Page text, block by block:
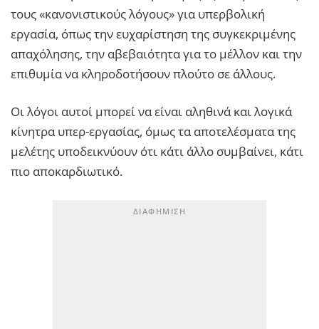
τους «κανονιστικούς λόγους» για υπερβολική
εργασία, όπως την ευχαρίστηση της συγκεκριμένης
απαχόλησης, την αβεβαιότητα για το μέλλον και την
επιθυμία να κληροδοτήσουν πλούτο σε άλλους.
Οι λόγοι αυτοί μπορεί να είναι αληθινά και λογικά
κίνητρα υπερ-εργασίας, όμως τα αποτελέσματα της
μελέτης υποδεικνύουν ότι κάτι άλλο συμβαίνει, κάτι
πιο αποκαρδιωτικό.